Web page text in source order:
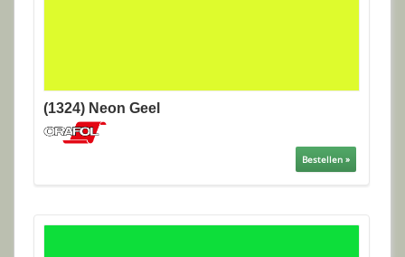
(1324) Neon Geel
Bestellen »